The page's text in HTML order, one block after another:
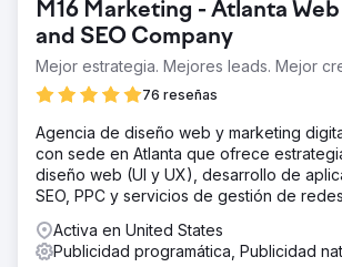
M16 Marketing - Atlanta
and SEO Company
Mejor estrategia. Mejores leads. Mejor
76 reseñas
Agencia de diseño web y marketing
con sede en Atlanta que ofrece
diseño web (UI y UX), desarrollo de
SEO, PPC y servicios de gestión de
Activa en United States
Publicidad programática, Publicidad